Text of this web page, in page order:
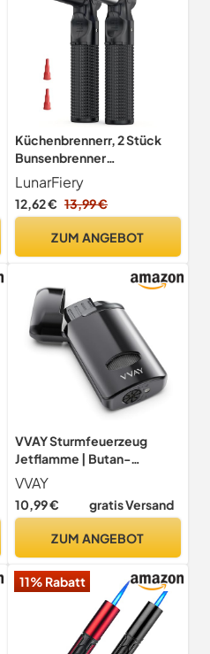
Küchenbrennerr, 2 Stück
Bunsenbrenner
Flambierbrenner Butan
Jetflame Sturmfeuerzeug
für Schweißen, Backen,
Brulee ohne Gas
LunarFiery
12,62 € 13,99 €
ZUM ANGEBOT
VVAY Sturmfeuerzeug
Jetflamme | Butan-
Nachfüllbar & Windfest
(ohne Gas Geliefert)
VVAY
10,99 € gratis Versand
ZUM ANGEBOT
11% Rabatt